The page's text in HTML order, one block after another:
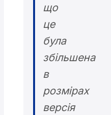
що
це
була
збільшена
в
розмірах
версія